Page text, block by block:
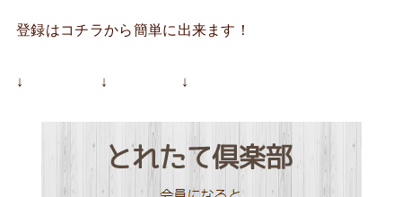
登録はコチラから簡単に出来ます！
↓ ↓ ↓